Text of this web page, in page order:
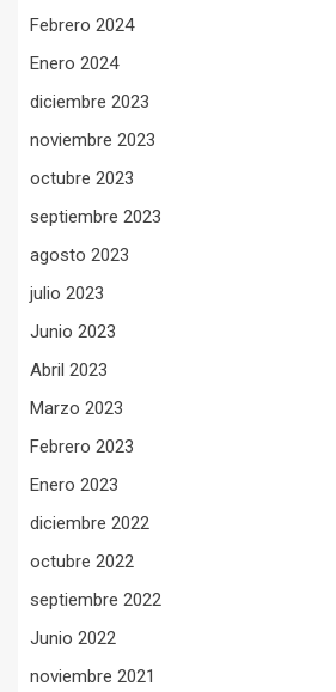
Febrero 2024
Enero 2024
diciembre 2023
noviembre 2023
octubre 2023
septiembre 2023
agosto 2023
julio 2023
Junio 2023
Abril 2023
Marzo 2023
Febrero 2023
Enero 2023
diciembre 2022
octubre 2022
septiembre 2022
Junio 2022
noviembre 2021